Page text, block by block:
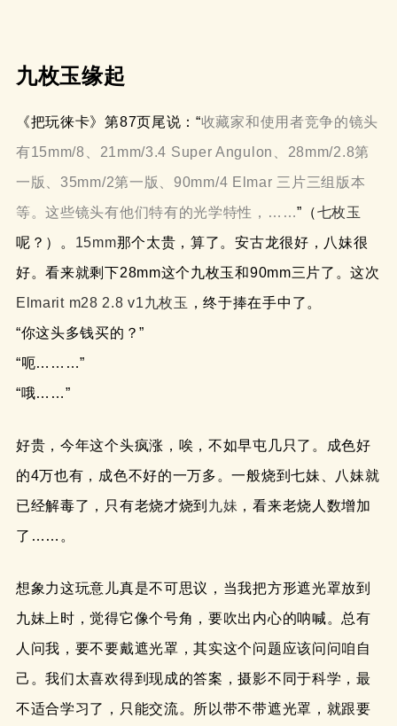
九枚玉缘起
《把玩徕卡》第87页尾说：“收藏家和使用者竞争的镜头
有15mm/8、 21mm/3.4 Super Angulon
28mm/2.8第
一版
、35mm/2第一版
、90mm/4 Elmar 三片三组版本
等。这些镜头有他们特有的光学特性，……”（七枚玉
呢？）。 15mm那个太贵，算了。安古龙很好，八妹很
好。看来就剩下28mm这个九枚玉和90mm三片了。这次
Elmarit m28 2.8 v1九枚玉 ，终于捧在手中了。
“你这头多钱买的？”
“呃………”
“哦……”
好贵，今年这个头疯涨，唉，不如早屯几只了。成色好
的4万也有，成色不好的一万多。一般烧到七妹、八妹就
已经解毒了，只有老烧才烧到 九妹 ，看来老烧人数增加
了……。
想象力这玩意儿真是不可思议，当我把方形遮光罩放到
九妹上时，觉得它像个号角，要吹出内心的呐喊。总有
人问我，要不要戴遮光罩，其实这个问题应该问问咱自
己。我们太喜欢得到现成的答案，摄影不同于科学，最
不适合学习了，只能交流。所以带不带遮光罩，就跟要